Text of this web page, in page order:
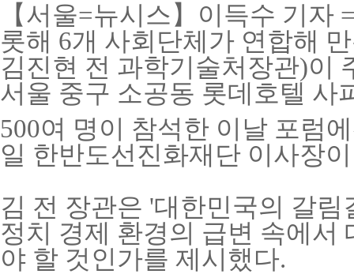
【서울=뉴시스】이득수 기자
롯해 6개 사회단체가 연합해
김진현 전 과학기술처장관)이
서울 중구 소공동 롯데호텔 사
500여 명이 참석한 이날 포럼
일 한반도선진화재단 이사장
김 전 장관은 '대한민국의 갈
정치 경제 환경의 급변 속에서
야 할 것인가를 제시했다.